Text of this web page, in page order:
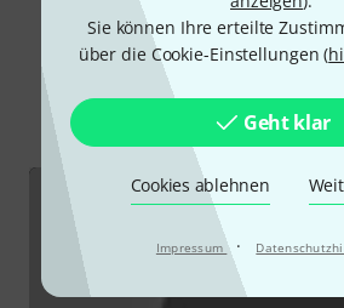
Sie können Ihre erteilte
über die Cookie-Einstellungen (
Geht klar
Cookies ablehnen
Impressum ·
Schon
Alle Ratgeber